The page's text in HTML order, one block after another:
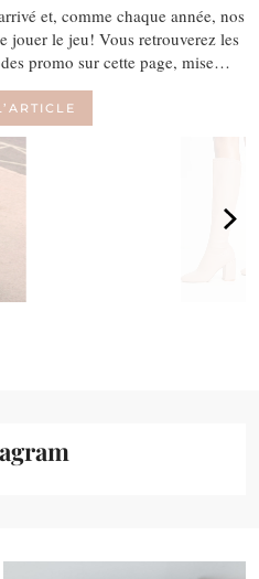
et, comme chaque année, nos
jouer le jeu! Vous retrouverez les
promo sur cette page, mise…